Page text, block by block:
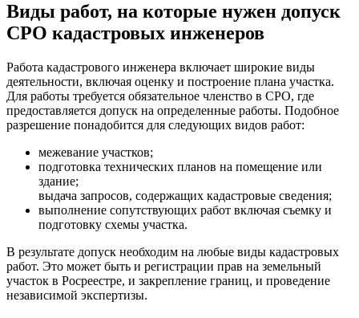
Виды работ, на которые нужен допуск
СРО кадастровых инженеров
Работа кадастрового инженера включает широкие виды
деятельности, включая оценку и построение плана участка.
Для работы требуется обязательное членство в СРО, где
предоставляется допуск на определенные работы. Подобное
разрешение понадобится для следующих видов работ:
межевание участков;
подготовка технических планов на помещение или
здание;
выдача запросов, содержащих кадастровые сведения;
выполнение сопутствующих работ включая съемку и
подготовку схемы участка.
В результате допуск необходим на любые виды кадастровых
работ. Это может быть и регистрации прав на земельный
участок в Росреестре, и закрепление границ, и проведение
независимой экспертизы.